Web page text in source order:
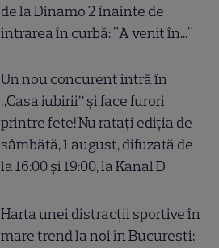
de la Dinamo 2 înainte de
intrarea în curbă: "A venit în..."
Un nou concurent intră în
„Casa iubirii” și face furori
printre fete! Nu ratați ediția de
sâmbătă, 1 august, difuzată de
la 16:00 și 19:00, la Kanal D
Harta unei distracții sportive în
mare trend la noi în București: